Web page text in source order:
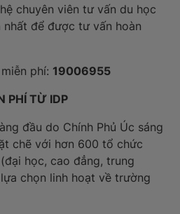
chuyên viên tư vấn du học
nhất để được tư vấn hoàn
phí: 19006955
PHÍ TỪ IDP
đầu do Chính Phủ Úc sáng
chẽ với hơn 600 tổ chức
học, cao đẳng, trung
chọn linh hoạt về trường